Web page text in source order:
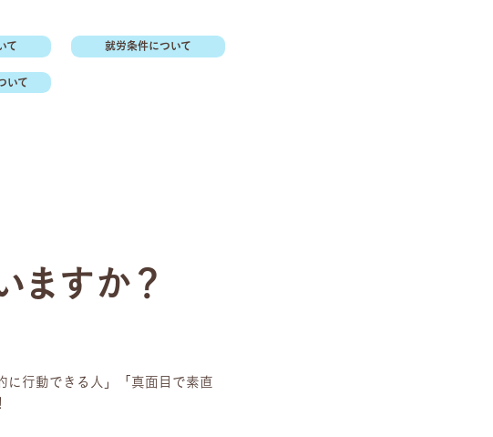
て 就労条件について
いて
ますか？
に行動できる人」「真面目で素直